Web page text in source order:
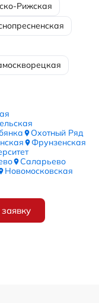
Рижская
Охотный Ряд
Фрунзенская
Саларьево
Новомосковская